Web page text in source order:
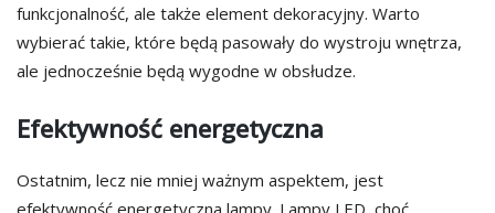
funkcjonalność, ale także element dekoracyjny. Warto
wybierać takie, które będą pasowały do wystroju wnętrza,
ale jednocześnie będą wygodne w obsłudze.
Efektywność energetyczna
Ostatnim, lecz nie mniej ważnym aspektem, jest